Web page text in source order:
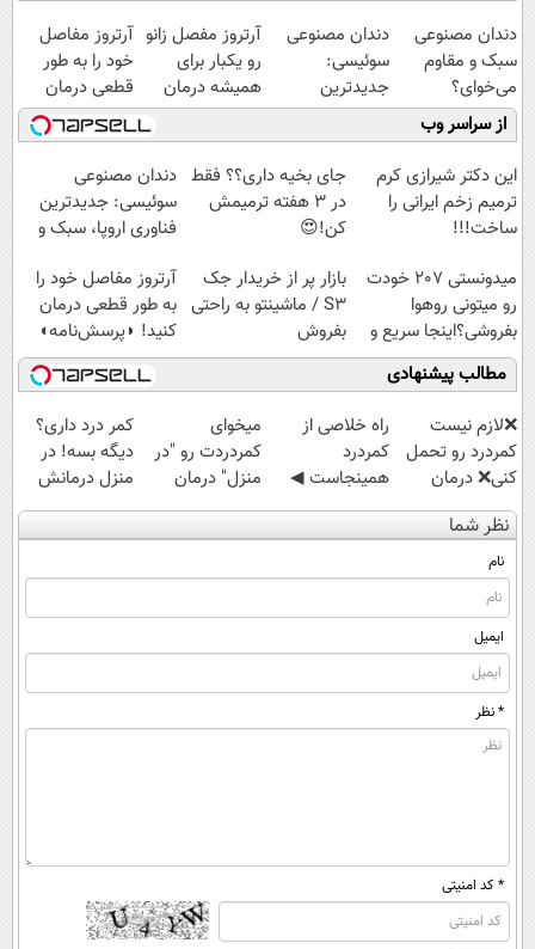
دندان مصنوعی
سبک و مقاوم
می‌خوای؟
پرداخت اقساطی
هم داریم!😍 |
📍تهران
دندان مصنوعی
سوئیسی:
جدیدترین
فناوری اروپا،
سبک و مقاوم |
پرداخت قسطی
آرتروز مفصل زانو
رو یکبار برای
همیشه درمان
کن!
◗پرسش‌نامه◖
آرتروز مفاصل
خود را به طور
قطعی درمان
کنید!
◗پرسش‌نامه◖
از سراسر وب
این دکتر شیرازی کرم
ترمیم زخم ایرانی را
ساخت!!!
جای بخیه داری؟؟ فقط
در 3 هفته ترمیمش
کن!😍
دندان مصنوعی
سوئیسی: جدیدترین
فناوری اروپا، سبک و
قسطی
میدونستی 207 خودت
رو میتونی روهوا
بفروشی؟اینجا سریع و
راحت بفروش
بازار پر از خریدار جک
S3 / ماشینتو به راحتی
بفروش
آرتروز مفاصل خود را
به طور قطعی درمان
کنید! ◗پرسش‌نامه◖
مطالب پیشنهادی
❌لازم نیست
کمردرد رو تحمل
کنی❌ درمان
بدون جراحی و
قرص
(پرسشنامه)
‌راه خلاصی از
کمردرد
همینجاست ◀
فقط کافیه فرم
رو پر کنی!
میخوای
کمردردت رو "در
منزل" درمان
کنی؟ (◂فیلم +
◂پرسش‌نامه)
کمر درد داری؟
دیگه بسه! در
منزل درمانش
کن
(◀پرسش‌نامه)
نظر شما
نام
ایمیل
* نظر
* کد امنیتی